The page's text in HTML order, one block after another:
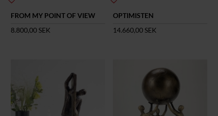
FROM MY POINT OF VIEW
8.800,00 SEK
OPTIMISTEN
14.660,00 SEK